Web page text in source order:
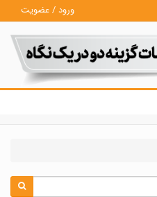
ورود / عضویت